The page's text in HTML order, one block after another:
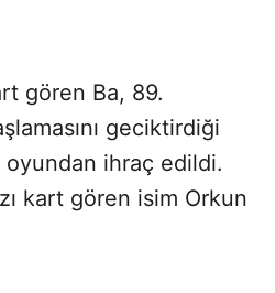
gören Ba, 89.
geciktirdiği
ihraç edildi.
kart gören isim Orkun